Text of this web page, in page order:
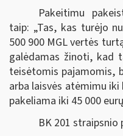
Pakeitimu
taip: „Tas, kas turėjo
500 900 MGL vertės
galėdamas žinoti, kad
teisėtomis pajamomis,
arba laisvės atėmimu
pakeliama iki 45 000
BK 201 straipsnio